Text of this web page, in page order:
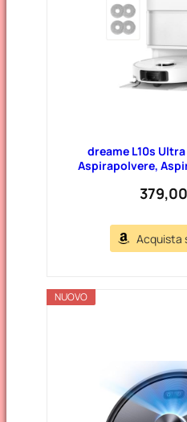
e
dreame L10s
Aspirapolvere,
Acquista
NUOVO